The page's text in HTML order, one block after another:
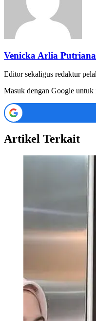
Venicka Arlia Putriana
Editor sekaligus redaktur
Masuk dengan Google untuk
Artikel Terkait